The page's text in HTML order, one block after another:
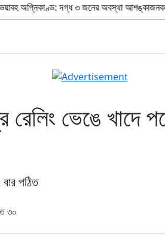
দগ্ধ ৩ জনের অবস্থা আশঙ্কাজনক
রেলিং ভেঙে
পঠিত